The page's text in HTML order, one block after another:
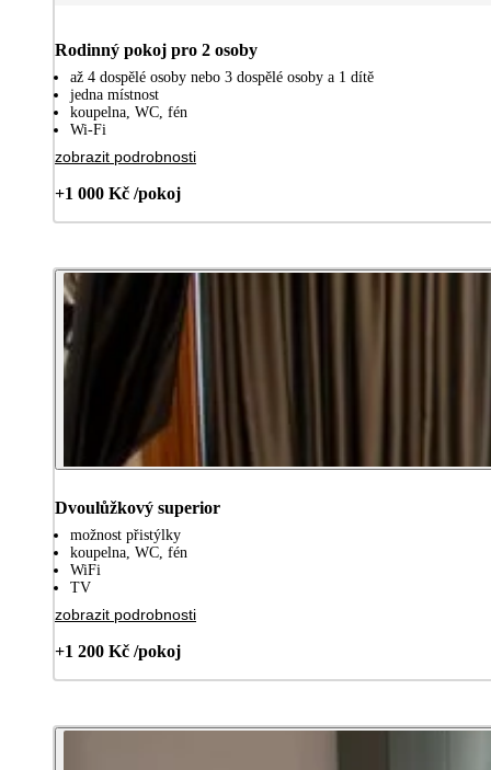
Rodinný pokoj pro 2 osoby
až 4 dospělé osoby nebo 3 dospělé osoby a 1 dítě
jedna místnost
koupelna, WC, fén
Wi-Fi
zobrazit podrobnosti
+1 000 Kč /pokoj
Dvoulůžkový superior
možnost přistýlky
koupelna, WC, fén
WiFi
TV
zobrazit podrobnosti
+1 200 Kč /pokoj